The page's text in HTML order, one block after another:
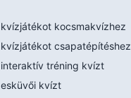
kocsmakvízhez
csapatépítéshez
tréning kvízt
kvízt